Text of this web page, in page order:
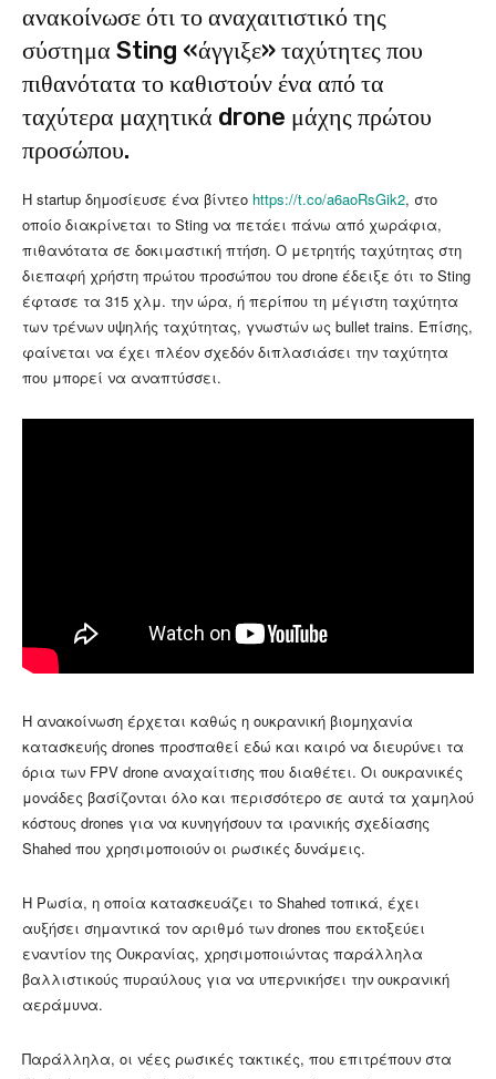
ανακοίνωσε ότι το αναχαιτιστικό της
σύστημα Sting «άγγιξε» ταχύτητες που
πιθανότατα το καθιστούν ένα από τα
ταχύτερα μαχητικά drone μάχης πρώτου
προσώπου.
Η startup δημοσίευσε ένα βίντεο https://t.co/a6aoRsGik2, στο
οποίο διακρίνεται το Sting να πετάει πάνω από χωράφια,
πιθανότατα σε δοκιμαστική πτήση. Ο μετρητής ταχύτητας στη
διεπαφή χρήστη πρώτου προσώπου του drone έδειξε ότι το Sting
έφτασε τα 315 χλμ. την ώρα, ή περίπου τη μέγιστη ταχύτητα
των τρένων υψηλής ταχύτητας, γνωστών ως bullet trains. Επίσης,
φαίνεται να έχει πλέον σχεδόν διπλασιάσει την ταχύτητα
που μπορεί να αναπτύσσει.
Η ανακοίνωση έρχεται καθώς η ουκρανική βιομηχανία
κατασκευής drones προσπαθεί εδώ και καιρό να διευρύνει τα
όρια των FPV drone αναχαίτισης που διαθέτει. Οι ουκρανικές
μονάδες βασίζονται όλο και περισσότερο σε αυτά τα χαμηλού
κόστους drones για να κυνηγήσουν τα ιρανικής σχεδίασης
Shahed που χρησιμοποιούν οι ρωσικές δυνάμεις.
Η Ρωσία, η οποία κατασκευάζει το Shahed τοπικά, έχει
αυξήσει σημαντικά τον αριθμό των drones που εκτοξεύει
εναντίον της Ουκρανίας, χρησιμοποιώντας παράλληλα
βαλλιστικούς πυραύλους για να υπερνικήσει την ουκρανική
αεράμυνα.
Παράλληλα, οι νέες ρωσικές τακτικές, που επιτρέπουν στα